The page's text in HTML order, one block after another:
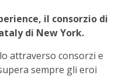
il consorzio di
di New York.
attraverso consorzi e
sempre gli eroi